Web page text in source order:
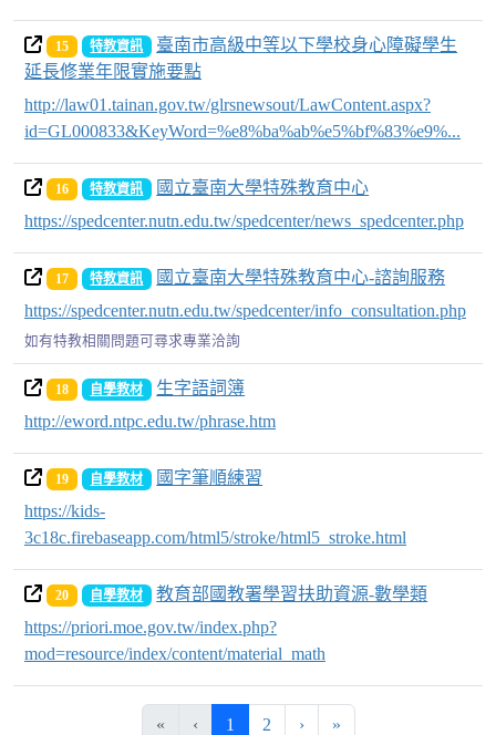
15 特教資訊
臺南市高級中等以下學校身心障礙學生
延長修業年限實施要點
http://law01.tainan.gov.tw/glrsnewsout/LawContent.aspx?
id=GL000833&KeyWord=%e8%ba%ab%e5%bf%83%e9%...
16 特教資訊
國立臺南大學特殊教育中心
https://spedcenter.nutn.edu.tw/spedcenter/news_spedcenter.php
17 特教資訊
國立臺南大學特殊教育中心-諮詢服務
https://spedcenter.nutn.edu.tw/spedcenter/info_consultation.php
如有特教相關問題可尋求專業洽詢
18 自學教材
生字語詞簿
http://eword.ntpc.edu.tw/phrase.htm
19 自學教材
國字筆順練習
https://kids-
3c18c.firebaseapp.com/html5/stroke/html5_stroke.html
20 自學教材
教育部國教署學習扶助資源-數學類
https://priori.moe.gov.tw/index.php?
mod=resource/index/content/material_math
« ‹ 1 (目前頁次)
2 ›下一頁
»最後頁